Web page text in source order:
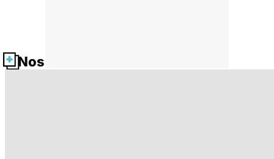
Nos fiches santé